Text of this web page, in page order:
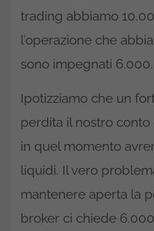
trading abbiamo
l’operazione che
sono impegnati 6.000.
Ipotizziamo che un
perdita il nostro
in quel momento
liquidi. Il vero
mantenere aperta la
broker ci chiede